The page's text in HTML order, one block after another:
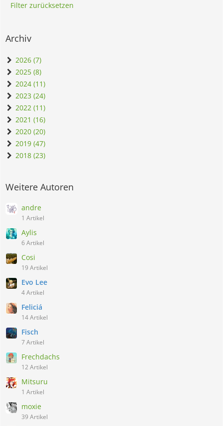
Filter zurücksetzen
Archiv
2026 (7)
2025 (8)
2024 (11)
2023 (24)
2022 (11)
2021 (16)
2020 (20)
2019 (47)
2018 (23)
Weitere Autoren
andre
1 Artikel
Aylis
6 Artikel
Cosi
19 Artikel
Evo Lee
4 Artikel
Feliciá
14 Artikel
Fisch
7 Artikel
Frechdachs
12 Artikel
Mitsuru
1 Artikel
moxie
39 Artikel